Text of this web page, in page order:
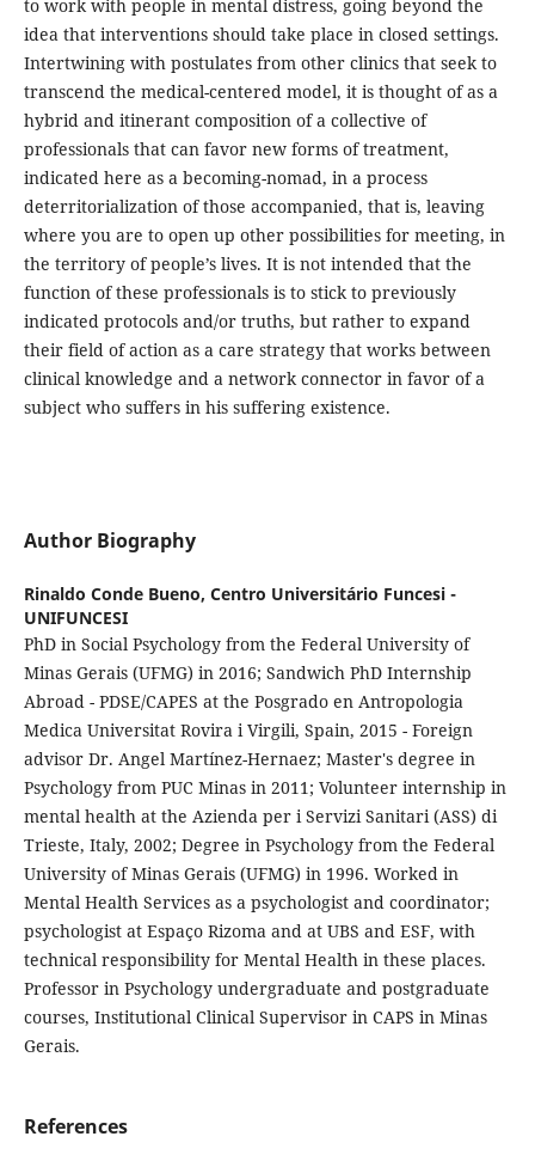
to work with people in mental distress, going beyond the
idea that interventions should take place in closed settings.
Intertwining with postulates from other clinics that seek to
transcend the medical-centered model, it is thought of as a
hybrid and itinerant composition of a collective of
professionals that can favor new forms of treatment,
indicated here as a becoming-nomad, in a process
deterritorialization of those accompanied, that is, leaving
where you are to open up other possibilities for meeting, in
the territory of people’s lives. It is not intended that the
function of these professionals is to stick to previously
indicated protocols and/or truths, but rather to expand
their field of action as a care strategy that works between
clinical knowledge and a network connector in favor of a
subject who suffers in his suffering existence.
Author Biography
Rinaldo Conde Bueno, Centro Universitário Funcesi -
UNIFUNCESI
PhD in Social Psychology from the Federal University of
Minas Gerais (UFMG) in 2016; Sandwich PhD Internship
Abroad - PDSE/CAPES at the Posgrado en Antropologia
Medica Universitat Rovira i Virgili, Spain, 2015 - Foreign
advisor Dr. Angel Martínez-Hernaez; Master's degree in
Psychology from PUC Minas in 2011; Volunteer internship in
mental health at the Azienda per i Servizi Sanitari (ASS) di
Trieste, Italy, 2002; Degree in Psychology from the Federal
University of Minas Gerais (UFMG) in 1996. Worked in
Mental Health Services as a psychologist and coordinator;
psychologist at Espaço Rizoma and at UBS and ESF, with
technical responsibility for Mental Health in these places.
Professor in Psychology undergraduate and postgraduate
courses, Institutional Clinical Supervisor in CAPS in Minas
Gerais.
References